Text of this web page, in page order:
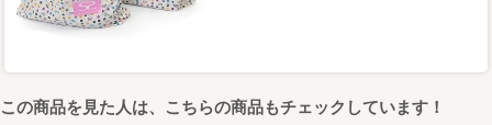
この商品を見た人は、こちらの商品もチェックしています！